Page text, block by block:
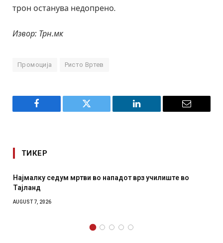
трон останува недопрено.
Извор: Трн.мк
Промоција Ристо Вртев
Facebook Twitter LinkedIn Email
ТИКЕР
нападот врз училиште во
СОЗИС: Украинците